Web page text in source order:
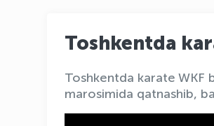
Toshkentda
Toshkentda karate WKF
marosimida qatnashib,